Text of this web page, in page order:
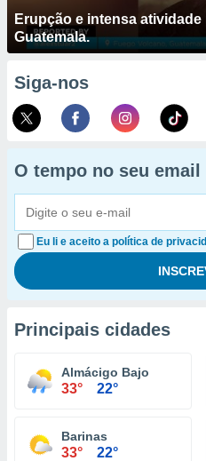
Erupção e intensa
Guatemala.
Siga-nos
O tempo no seu email
Eu li e aceito a política de
Principais cidades
Almácigo Bajo
33° 22°
Barinas
33° 22°